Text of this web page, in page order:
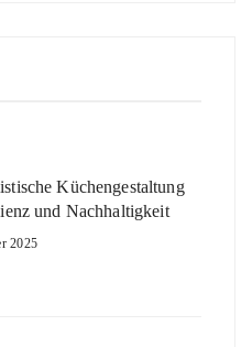
Küchengestaltung
und Nachhaltigkeit
2025